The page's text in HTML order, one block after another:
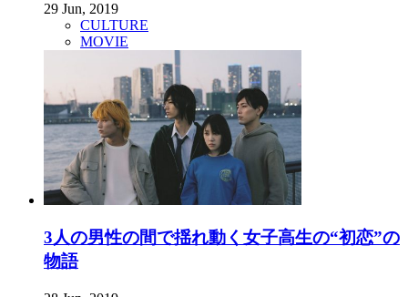
29 Jun, 2019
CULTURE
MOVIE
3人の男性の間で揺れ動く女子高生の“初恋”の
物語